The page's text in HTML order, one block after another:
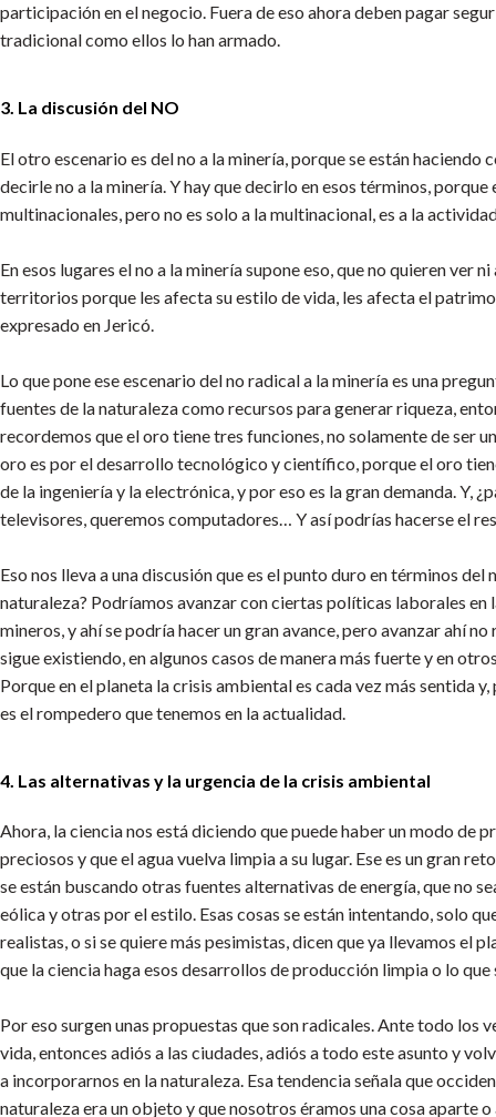
participación en el negocio. Fuera de eso ahora deben pagar
tradicional como ellos lo han armado.
3. La discusión del NO
El otro escenario es del no a la minería, porque se están
decirle no a la minería. Y hay que decirlo en esos términos,
multinacionales, pero no es solo a la multinacional, es a la
En esos lugares el no a la minería supone eso, que no quieren ver
territorios porque les afecta su estilo de vida, les afecta el
expresado en Jericó.
Lo que pone ese escenario del no radical a la minería es una
fuentes de la naturaleza como recursos para generar riqueza,
recordemos que el oro tiene tres funciones, no solamente de ser
oro es por el desarrollo tecnológico y científico, porque el oro
de la ingeniería y la electrónica, y por eso es la gran demanda. Y,
televisores, queremos computadores… Y así podrías hacerse el
Eso nos lleva a una discusión que es el punto duro en términos
naturaleza? Podríamos avanzar con ciertas políticas laborales
mineros, y ahí se podría hacer un gran avance, pero avanzar ahí
sigue existiendo, en algunos casos de manera más fuerte y en
Porque en el planeta la crisis ambiental es cada vez más sentida
es el rompedero que tenemos en la actualidad.
4. Las alternativas y la urgencia de la crisis ambiental
Ahora, la ciencia nos está diciendo que puede haber un modo de
preciosos y que el agua vuelva limpia a su lugar. Ese es un gran
se están buscando otras fuentes alternativas de energía, que no
eólica y otras por el estilo. Esas cosas se están intentando, solo
realistas, o si se quiere más pesimistas, dicen que ya llevamos el
que la ciencia haga esos desarrollos de producción limpia o lo que
Por eso surgen unas propuestas que son radicales. Ante todo los
vida, entonces adiós a las ciudades, adiós a todo este asunto y
a incorporarnos en la naturaleza. Esa tendencia señala que
naturaleza era un objeto y que nosotros éramos una cosa aparte